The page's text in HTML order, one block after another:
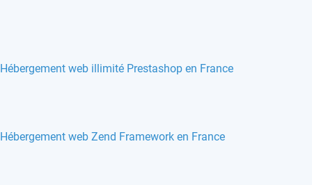
Hébergement web illimité Prestashop en France
Hébergement web Zend Framework en France